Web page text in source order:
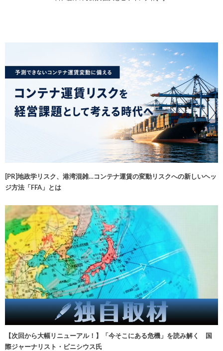
[PR]地政学リスク、港湾混雑…コンテナ運賃の変動リスクへの新しいヘッ
ジ方法「FFA」とは
【次回から大幅リニューアル！】「今そこにある危機」を読み解く 国
際ジャーナリスト・ビニシウス氏